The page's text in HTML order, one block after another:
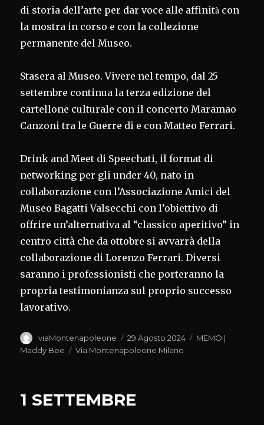
di storia dell’arte per dar voce alle affinità̀ con
la mostra in corso e con la collezione
permanente del Museo.
Stasera al Museo. Vivere nel tempo, dal 25
settembre continua la terza edizione del
cartellone culturale con il concerto Maramao
Canzoni tra le Guerre di e con Matteo Ferrari.
Drink and Meet di Speechati, il format di
networking per gli under 40, nato in
collaborazione con l’Associazione Amici del
Museo Bagatti Valsecchi con l’obiettivo di
offrire un’alternativa al “classico aperitivo” in
centro città che da ottobre si avvarrà della
collaborazione di Lorenzo Ferrari. Diversi
saranno i professionisti che porteranno la
propria testimonianza sul proprio successo
lavorativo.
Autore
viaMontenapoleone
Pubblicato
il
29 Agosto 2024 Categorie
MEMO |
Maddy Bee
Tag
Via Montenapoleone Milano
1 SETTEMBRE